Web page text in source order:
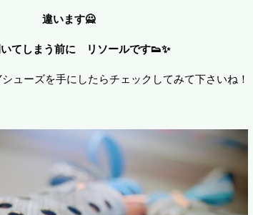
違います🙅
てしまう前に リソールです👟✨
ューズを手にしたらチェックしてみて下さいね！